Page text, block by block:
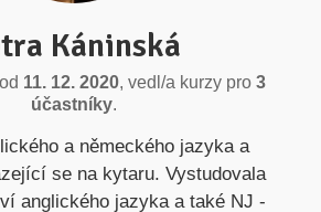
Káninská
11. 12. 2020, vedl/a kurzy pro 3
účastníky.
a německého jazyka a
se na kytaru. Vystudovala
anglického jazyka a také NJ -